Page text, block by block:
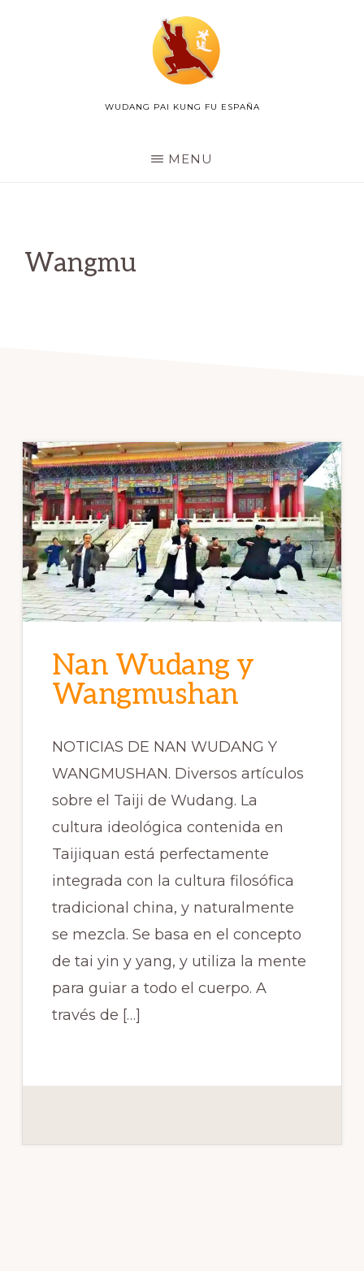
WUDANG
WUDANG PAI KUNG FU ESPAÑA
MENU
Wangmu
Nan Wudang y
Wangmushan
NOTICIAS DE NAN WUDANG Y
WANGMUSHAN. Diversos artículos
sobre el Taiji de Wudang. La
cultura ideológica contenida en
Taijiquan está perfectamente
integrada con la cultura filosófica
tradicional china, y naturalmente
se mezcla. Se basa en el concepto
de tai yin y yang, y utiliza la mente
para guiar a todo el cuerpo. A
través de […]